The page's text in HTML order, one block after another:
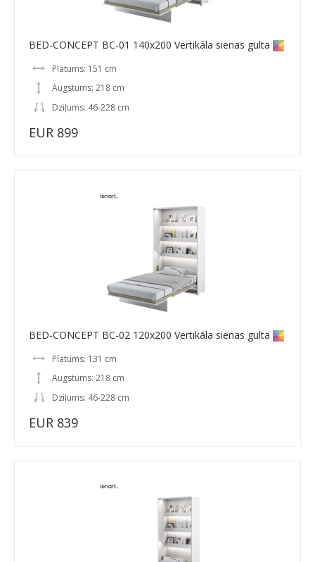
BED-CONCEPT BC-01 140x200 Vertikāla sienas gulta
Platums: 151 cm
Augstums: 218 cm
Dziļums: 46-228 cm
EUR 899
BED-CONCEPT BC-02 120x200 Vertikāla sienas gulta
Platums: 131 cm
Augstums: 218 cm
Dziļums: 46-228 cm
EUR 839